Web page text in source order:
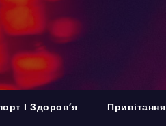
І Здоров’я Привітання